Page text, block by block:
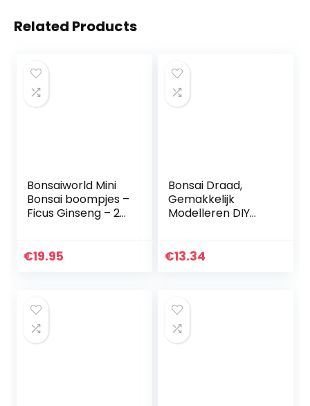
Related Products
Bonsaiworld Mini
Bonsai boompjes –
Ficus Ginseng – 2
cm/Hoogte +/- 21
€19.95
Bonsai Draad,
Gemakkelijk
Modelleren DIY
voor
€13.34